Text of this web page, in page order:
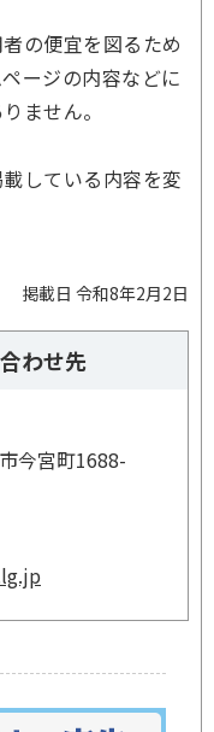
の便宜を図るため
ージの内容などに
ません。
している内容を変
掲載日 令和8年2月2日
わせ先
今宮町1688-